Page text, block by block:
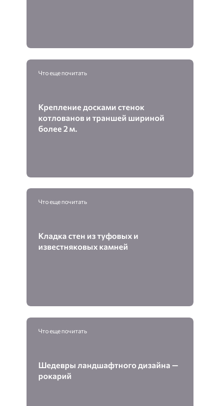
Что еще почитать
Крепление досками стенок
котлованов и траншей шириной
более 2 м.
Что еще почитать
Кладка стен из туфовых и
известняковых камней
Что еще почитать
Шедевры ландшафтного дизайна —
рокарий